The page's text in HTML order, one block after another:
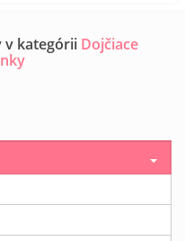
v kategórii Dojčiace